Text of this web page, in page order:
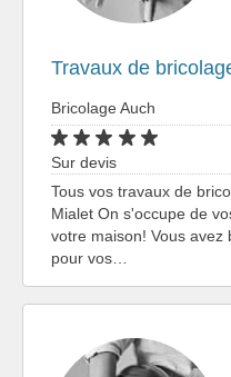
Travaux de
Bricolage Auch
Sur devis
Tous vos travaux de
Mialet On s'occupe de
votre maison! Vous
pour vos…